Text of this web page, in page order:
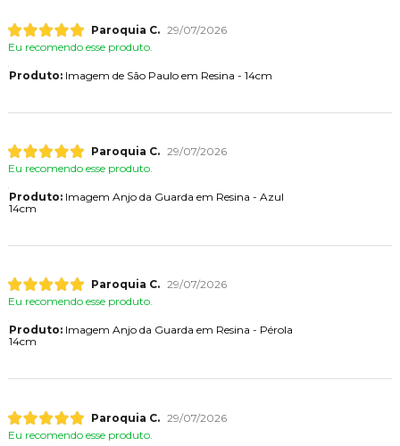
Paroquia C. 29/07/2026
Eu recomendo esse produto.
Produto:Imagem de São Paulo em Resina - 14cm
Paroquia C. 29/07/2026
Eu recomendo esse produto.
Produto:Imagem Anjo da Guarda em Resina - Azul
14cm
Paroquia C. 29/07/2026
Eu recomendo esse produto.
Produto:Imagem Anjo da Guarda em Resina - Pérola
14cm
Paroquia C. 29/07/2026
Eu recomendo esse produto.